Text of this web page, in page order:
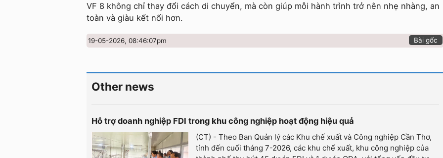
VF 8 không chỉ thay đổi cách di chuyển, mà còn giúp mỗi hành trình trở nên nhẹ nhàng, an
toàn và giàu kết nối hơn.
19-05-2026, 08:46:07pm Bài gốc
Other news
Hỗ trợ doanh nghiệp FDI trong khu công nghiệp hoạt động hiệu quả
(CT) - Theo Ban Quản lý các Khu chế xuất và Công nghiệp Cần Thơ,
tính đến cuối tháng 7-2026, các khu chế xuất, khu công nghiệp của